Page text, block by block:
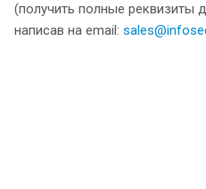
(получить полные реквизиты
написав на email: